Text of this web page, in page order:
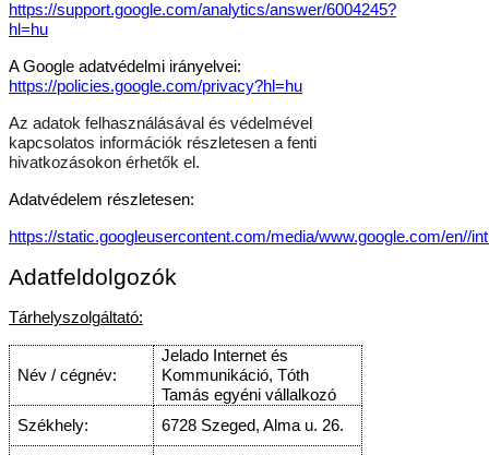
https://support.google.com/analytics/answer/6004245?
hl=hu
A Google adatvédelmi irányelvei:
https://policies.google.com/privacy?hl=hu
Az adatok felhasználásával és védelmével
kapcsolatos információk részletesen a fenti
hivatkozásokon érhetők el.
Adatvédelem részletesen:
https://static.googleusercontent.com/media/www.google.com/en//
Adatfeldolgozók
Tárhelyszolgáltató:
Név / cégnév:
Jelado Internet és
Kommunikáció, Tóth
Tamás egyéni vállalkozó
Székhely:
6728 Szeged, Alma u. 26.